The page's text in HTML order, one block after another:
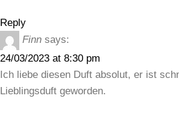
Reply
Finn says:
24/03/2023 at 8:30 pm
Ich liebe diesen Duft absolut, er ist
Lieblingsduft geworden.